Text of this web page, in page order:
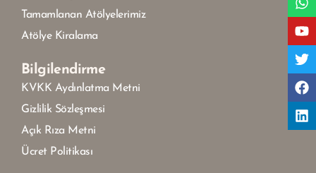
Tamamlanan Atölyelerimiz
Atölye Kiralama
Bilgilendirme
KVKK Aydınlatma Metni
Gizlilik Sözleşmesi
Açık Rıza Metni
Ücret Politikası